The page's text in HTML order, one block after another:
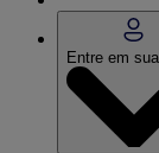
Entre em